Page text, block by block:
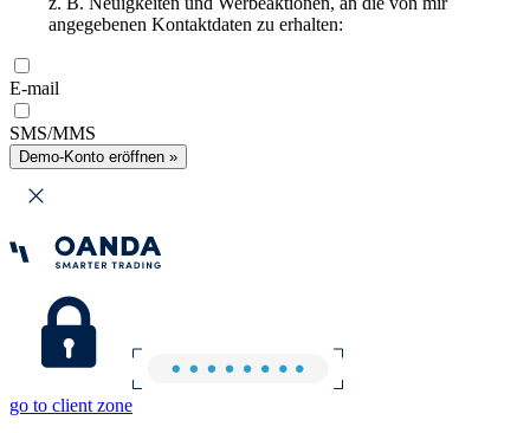
angegebenen Kontaktdaten zu erhalten:
E-mail
SMS/MMS
Demo-Konto eröffnen »
go to client zone